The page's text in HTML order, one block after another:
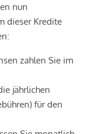
nun
dieser Kredite
zahlen Sie im
jährlichen
für den